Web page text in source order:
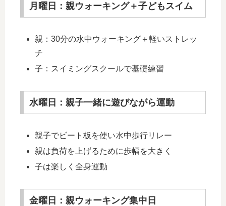
月曜日：親ウォーキング＋子どもスイム
親：30分の水中ウォーキング＋軽いストレッ
チ
子：スイミングスクールで基礎練習
水曜日：親子一緒に遊びながら運動
親子でビート板を使い水中歩行リレー
親は負荷を上げるために歩幅を大きく
子は楽しく全身運動
金曜日：親ウォーキング集中日